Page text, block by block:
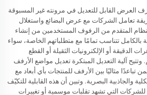
العرض القابل للتعديل في مرونته غير المسبوقة
تعامل الشركات مع عرض البضائع واستغلال
المتقدم من الرفوف المستخدمين من إنشاء
تتناسب تمامًا مع متطلباتهم الخاصة، سواء
الدقيقة أو الإلكترونيات الثقيلة أو القطع
وتتيح آلية التعديل المبتكرة تعديل مواضع الأرفف
مثاليًا بين الأرفف للمنتجات بأي أبعاد مع
والجاذبية البصرية. وتبين أن هذه القابلية للتكيّف
للشركات التي تشهد تقلبات موسمية أو تغييرات